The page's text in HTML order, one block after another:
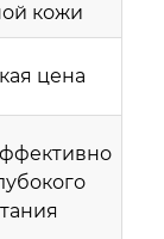
кожи
цена